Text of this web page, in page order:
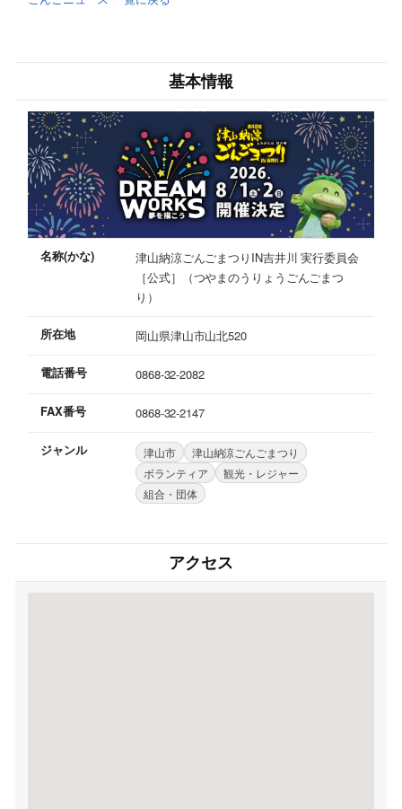
基本情報
名称(かな)
津山納涼ごんごまつりIN吉井川 実行委員会
［公式］（つやまのうりょうごんごまつ
り）
所在地 岡山県津山市山北520
電話番号 0868-32-2082
FAX番号 0868-32-2147
ジャンル 津山市
津山納涼ごんごまつり
ボランティア
観光・レジャー
組合・団体
アクセス